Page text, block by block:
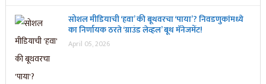
सोशल मीडियाची ‘हवा’ की बूथवरचा ‘पाया’? निवडणुकांमध्ये
का निर्णायक ठरते ‘ग्राउंड लेव्हल’ बूथ मॅनेजमेंट!
April 05, 2026